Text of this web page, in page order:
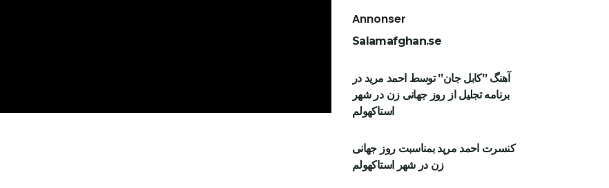
Annonser
Salamafghan.se
آهنگ ”کابل جان” توسط احمد مرید در
برنامه تجلیل از روز جهانی زن در شهر
استاکهولم
کنسرت احمد مرید بمناسبت روز جهانی
زن در شهر استاکهولم